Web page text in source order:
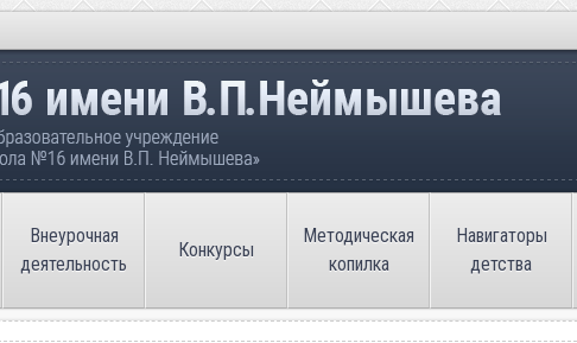
учреждение «Средняя
Внеурочная
деятельность
Конкурсы
Методическая
копилка
Навигаторы
детства